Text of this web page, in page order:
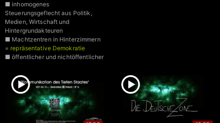
■ inhomogenes
Steuerungsgeflecht aus Politik,
Medien, Wirtschaft und
Hintergrundakteuren
■ Machtzentren in Hinterzimmern
= repräsentative Demokratie
■ öffentlicher und nichtöffentlicher
Staates